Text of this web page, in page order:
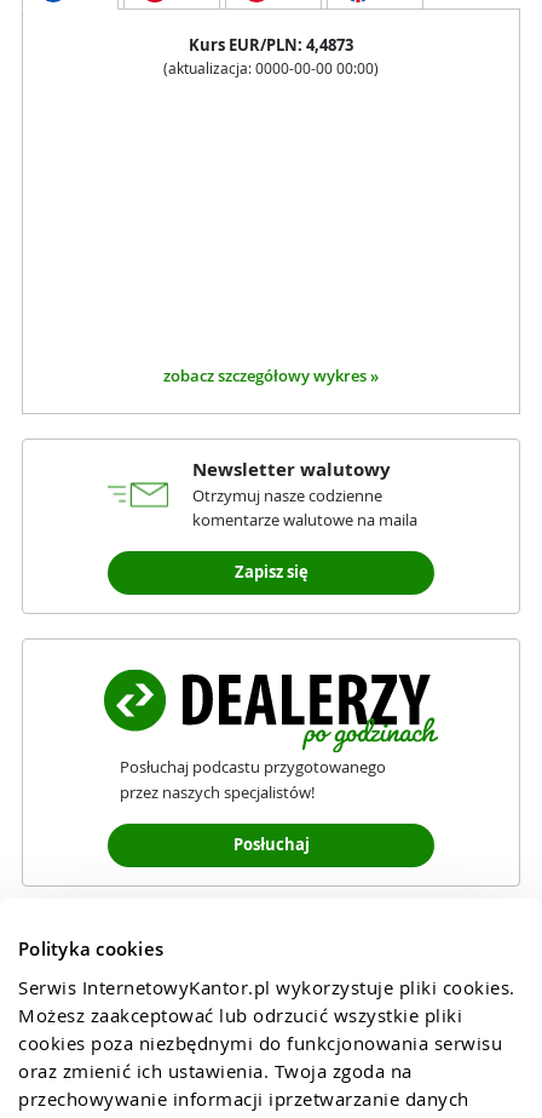
Polityka cookies
Serwis InternetowyKantor.pl wykorzystuje pliki cookies.
Możesz zaakceptować lub odrzucić wszystkie pliki
cookies poza niezbędnymi do funkcjonowania serwisu
oraz zmienić ich ustawienia. Twoja zgoda na
przechowywanie informacji iprzetwarzanie danych
Kurs EUR/PLN: 4,4873
(aktualizacja: 0000-00-00 00:00)
zobacz szczegółowy wykres »
Newsletter walutowy
Otrzymuj nasze codzienne
komentarze walutowe na maila
Zapisz się
Posłuchaj podcastu przygotowanego
przez naszych specjalistów!
Posłuchaj